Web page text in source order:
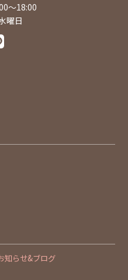
～18:00
曜日
知らせ&ブログ